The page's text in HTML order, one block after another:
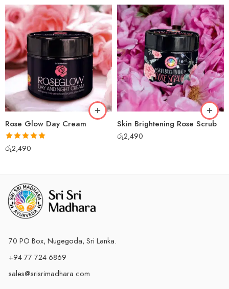
Rose Glow Day Cream
Rated5.00
out of 5
රු2,490
Skin Brightening Rose Scrub
රු2,490
70 PO Box, Nugegoda, Sri Lanka.
+94 77 724 6869
sales@srisrimadhara.com